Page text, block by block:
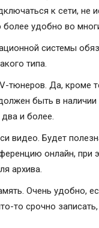
к сети, не
удобно во
системы
типа.
тюнеров. Да, кроме
быть в
и более.
видео. Будет
онлайн, при
архива.
Очень удобно,
то срочно